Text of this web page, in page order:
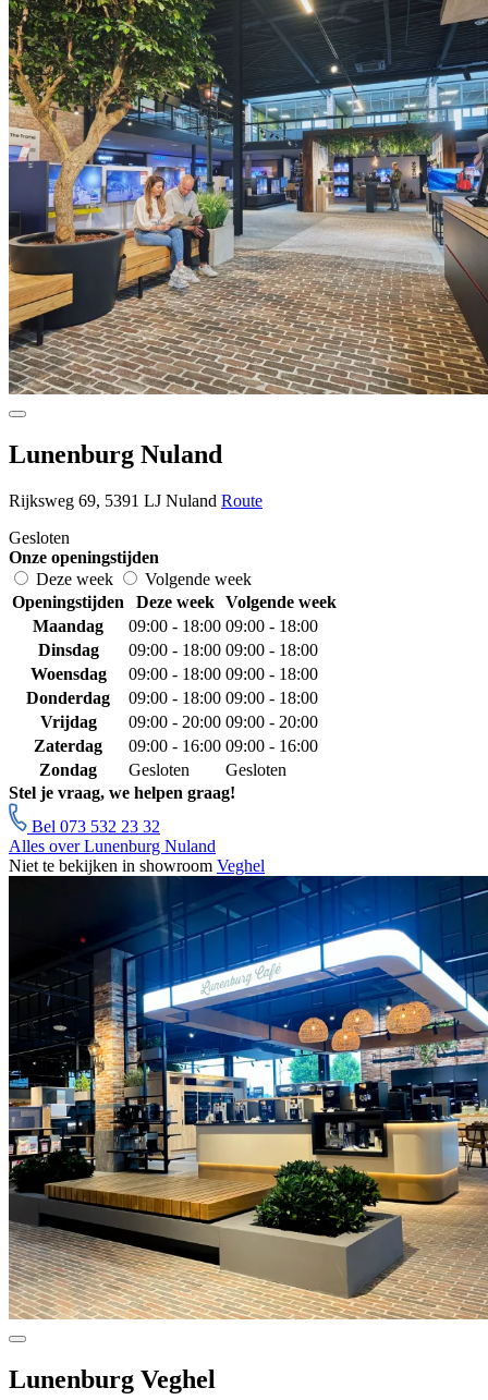
Lunenburg Nuland
Rijksweg 69, 5391 LJ Nuland Route
Gesloten
Onze openingstijden
Deze week
Volgende week
Openingstijden
Deze week
Volgende week
Maandag
09:00 - 18:00 09:00 - 18:00
Dinsdag
09:00 - 18:00 09:00 - 18:00
Woensdag
09:00 - 18:00 09:00 - 18:00
Donderdag
09:00 - 18:00 09:00 - 18:00
Vrijdag
09:00 - 20:00 09:00 - 20:00
Zaterdag
09:00 - 16:00 09:00 - 16:00
Zondag
Gesloten
Gesloten
Stel je vraag, we helpen graag!
Bel 073 532 23 32
Alles over Lunenburg Nuland
Niet te bekijken in showroom Veghel
Lunenburg Veghel